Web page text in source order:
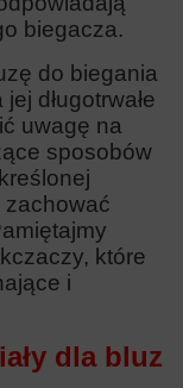
biegacza.
do biegania
długotrwałe
uwagę na
sposobów
zachować
które
i
dla bluz